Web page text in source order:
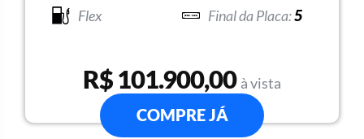
Flex
5
R$ 101.900,00 à vista
COMPRE JÁ